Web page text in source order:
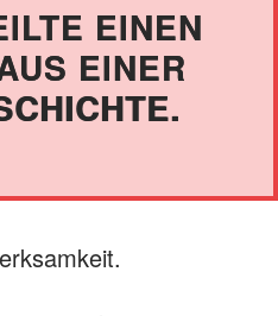
EINEN
EINER